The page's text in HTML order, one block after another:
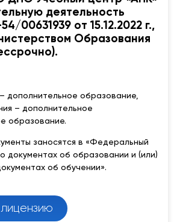
деятельность
00631939 от 15.12.2022 г.,
Образования
дополнительное образование,
– дополнительное
образование.
заносятся в «Федеральный
документах об образовании и (или)
об обучении».